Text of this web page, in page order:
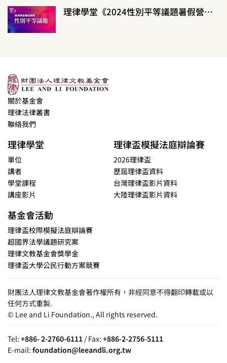
理律學堂《2024性別平等議題暑假營隊》
關於基金會
理律法律叢書
聯絡我們
理律學堂
單位
講者
學堂課程
講座影片
理律盃模擬法庭辯論賽
2026理律盃
歷屆理律盃資料
台灣理律盃影片資料
大陸理律盃影片資料
基金會活動
理律盃校際模擬法庭辯論賽
超國界法學議題研究案
理律文教基金會獎學金
理律盃大學公民行動方案競賽
財團法人理律文教基金會著作權所有，非經同意不得翻印轉載或以
任何方式重製.
© Lee and Li Foundation., All rights reserved.
Tel: +886- 2-2760-6111 / Fax: +886-2-2756-5111
E-mail: foundation@leeandli.org.tw